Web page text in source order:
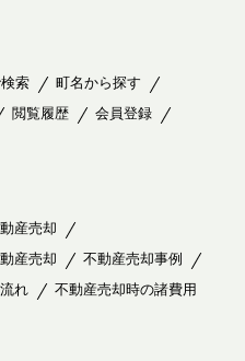
索
町名から探す
閲覧履歴
会員登録
産売却
産売却
不動産売却事例
れ 不動産売却時の諸費用